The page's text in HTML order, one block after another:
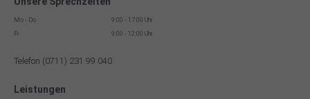
Mo - Do
9:00 - 17:00 Uhr
Fr
9:00 - 12:00 Uhr
Telefon (0711) 231 99 040
Leistungen